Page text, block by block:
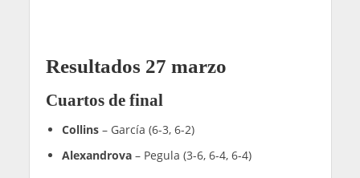
Resultados 27 marzo
Cuartos de final
Collins– García (6-3, 6-2)
Alexandrova– Pegula (3-6, 6-4, 6-4)